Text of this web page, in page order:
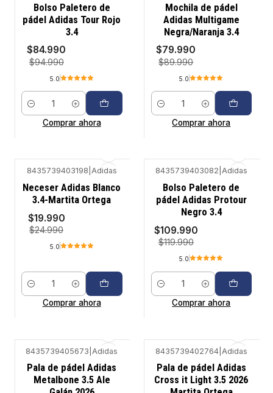
-11%
Bolso Paletero de
pádel Adidas Tour Rojo
3.4
$84.990
$94.990
5.0
Cantidad
Comprar ahora
-11%
Mochila de pádel
Adidas Multigame
Negra/Naranja 3.4
$79.990
$89.990
5.0
Cantidad
Comprar ahora
-20%
8435739403198 Adidas
Neceser Adidas Blanco
3.4-Martita Ortega
$19.990
$24.990
5.0
Cantidad
Comprar ahora
-8%
8435739403082 Adidas
Bolso Paletero de
pádel Adidas Protour
Negro 3.4
$109.990
$119.990
5.0
Cantidad
Comprar ahora
-19%
8435739405673 Adidas
Pala de pádel Adidas
Metalbone 3.5 Ale
-24%
8435739402764| Adidas
Pala de pádel Adidas
Cross it Light 3.5 2026